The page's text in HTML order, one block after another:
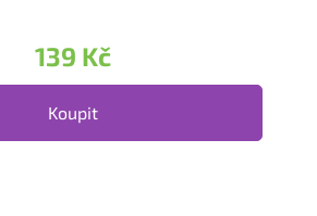
139 Kč
Koupit